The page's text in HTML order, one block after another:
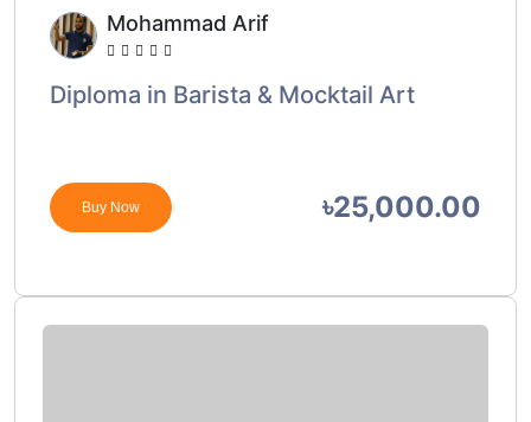
Mohammad Arif
Diploma in Barista & Mocktail Art
Buy Now ৳25,000.00